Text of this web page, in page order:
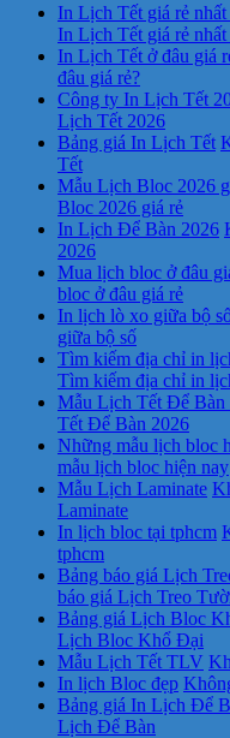
In Lịch Tết giá rẻ
In Lịch Tết giá rẻ
In Lịch Tết ở đâu giá
đâu giá rẻ?
Công ty In Lịch Tết
Lịch Tết 2026
Bảng giá In Lịch Tết
Tết
Mẫu Lịch Bloc 2026
Bloc 2026 giá rẻ
In Lịch Để Bàn 2026
2026
Mua lịch bloc ở đâu
bloc ở đâu giá rẻ
In lịch lò xo giữa bộ
giữa bộ số
Tìm kiếm địa chỉ in
Tìm kiếm địa chỉ in
Mẫu Lịch Tết Để Bàn
Tết Để Bàn 2026
Những mẫu lịch bloc
mẫu lịch bloc hiện nay
Mẫu Lịch Laminate
Laminate
In lịch bloc tại tphcm
tphcm
Bảng báo giá Lịch
báo giá Lịch Treo
Bảng giá Lịch Bloc
Lịch Bloc Khổ Đại
Mẫu Lịch Tết TLV
In lịch Bloc đẹp
Bảng giá In Lịch Để
Lịch Để Bàn